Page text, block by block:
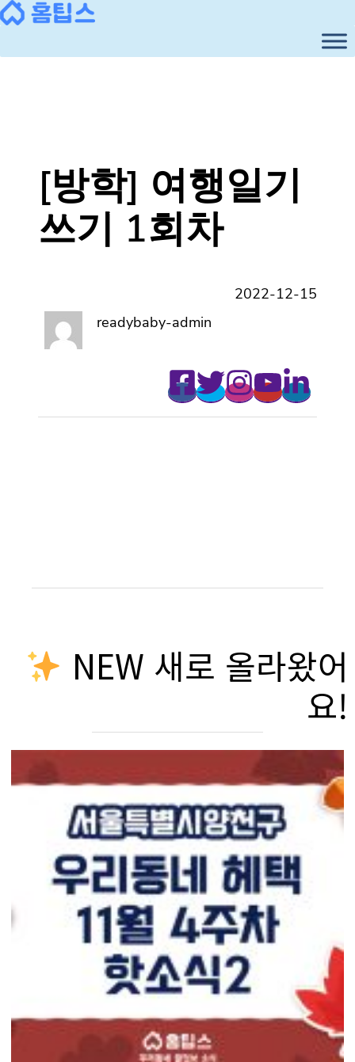
콘
텐
츠
[방학] 여행일기
쓰기 1회차
2022-12-15
readybaby-admin
NEW 새로 올라왔어
요!